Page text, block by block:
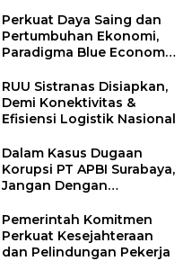
Perkuat Daya Saing dan
Pertumbuhan Ekonomi,
Paradigma Blue Economy
RUU Sistranas Disiapkan,
Demi Konektivitas &
Efisiensi Logistik Nasional
Dalam Kasus Dugaan
Korupsi PT APBI Surabaya,
Jangan Dengan
Pemerintah Komitmen
Perkuat Kesejahteraan
dan Pelindungan Pekerja